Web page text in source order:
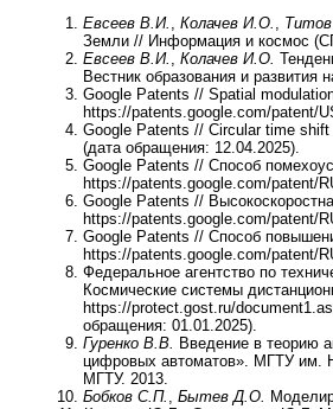
Евсеев В.И. , Колачев И.О. ,
Земли // Информация и космос
Евсеев В.И. , Колачев И.О.
Вестник образования и
Google Patents // Spatial
https://patents.google.com/patent/
Google Patents // Circular time
(дата обращения: 12.04.2025).
Google Patents // Способ
https://patents.google.com/patent/
Google Patents //
https://patents.google.com/patent/
Google Patents // Способ
https://patents.google.com/patent/
Федеральное агентство по
Космические системы
https://protect.gost.ru/
обращения: 01.01.2025).
Гуренко В.В. Введение в теорию
цифровых автоматов». МГТУ им.
МГТУ. 2013.
Бобков С.П. , Бытев Д.О.